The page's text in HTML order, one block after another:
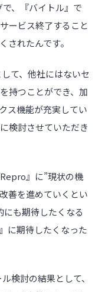
、『バイトル』で
ービス終了すること
されたんです。
て、他社にはないセ
持つことができ、加
ス機能が充実してい
検討させていただき
』に”現状の機
善を進めていくとい
も期待したくなる
に期待したくなった
検討の結果として、